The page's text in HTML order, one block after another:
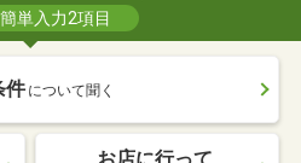
単入力2項目
件 について聞く